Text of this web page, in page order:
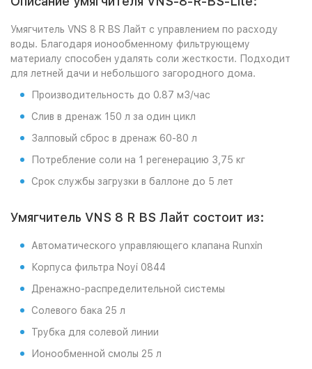
Умягчитель VNS 8 R BS Лайт с управлением по расходу
воды. Благодаря ионообменному фильтрующему
материалу способен удалять соли жесткости. Подходит
для летней дачи и небольшого загородного дома.
Производительность до 0.87 м3/час
Слив в дренаж 150 л за один цикл
Залповый сброс в дренаж 60-80 л
Потребление соли на 1 регенерацию 3,75 кг
Срок службы загрузки в баллоне до 5 лет
Умягчитель VNS 8 R BS Лайт состоит из:
Автоматического управляющего клапана Runxin
Корпуса фильтра Noyi 0844
Дренажно-распределительной системы
Солевого бака 25 л
Трубка для солевой линии
Ионообменной смолы 25 л